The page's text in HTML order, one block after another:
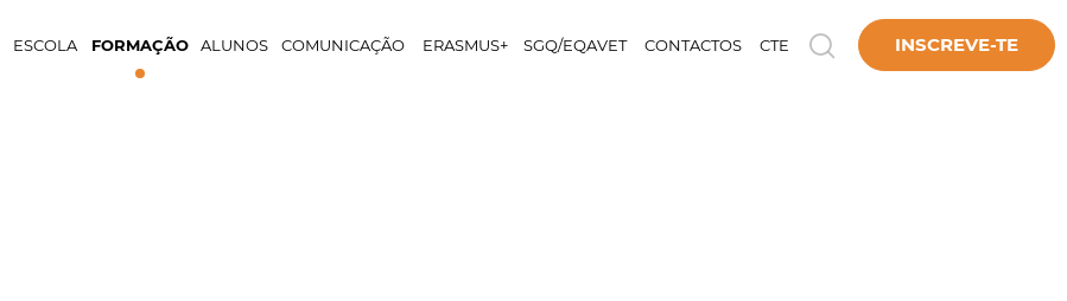
ESCOLA FORMAÇÃO ALUNOS COMUNICAÇÃO ERASMUS+ SGQ/EQAVET CONTACTOS CTE INSCREVE-TE